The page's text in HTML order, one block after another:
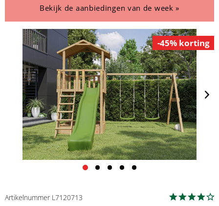
Bekijk de aanbiedingen van de week »
-45% korting
Artikelnummer L7120713